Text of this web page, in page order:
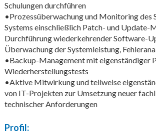
Schulungen durchführen
•Prozessüberwachung und Monitoring des
Systems einschließlich Patch- und Update-
Durchführung wiederkehrender Software-
Überwachung der Systemleistung,
•Backup-Management mit eigenständiger
Wiederherstellungstests
•Aktive Mitwirkung und teilweise
von IT-Projekten zur Umsetzung neuer
technischer Anforderungen
Profil: